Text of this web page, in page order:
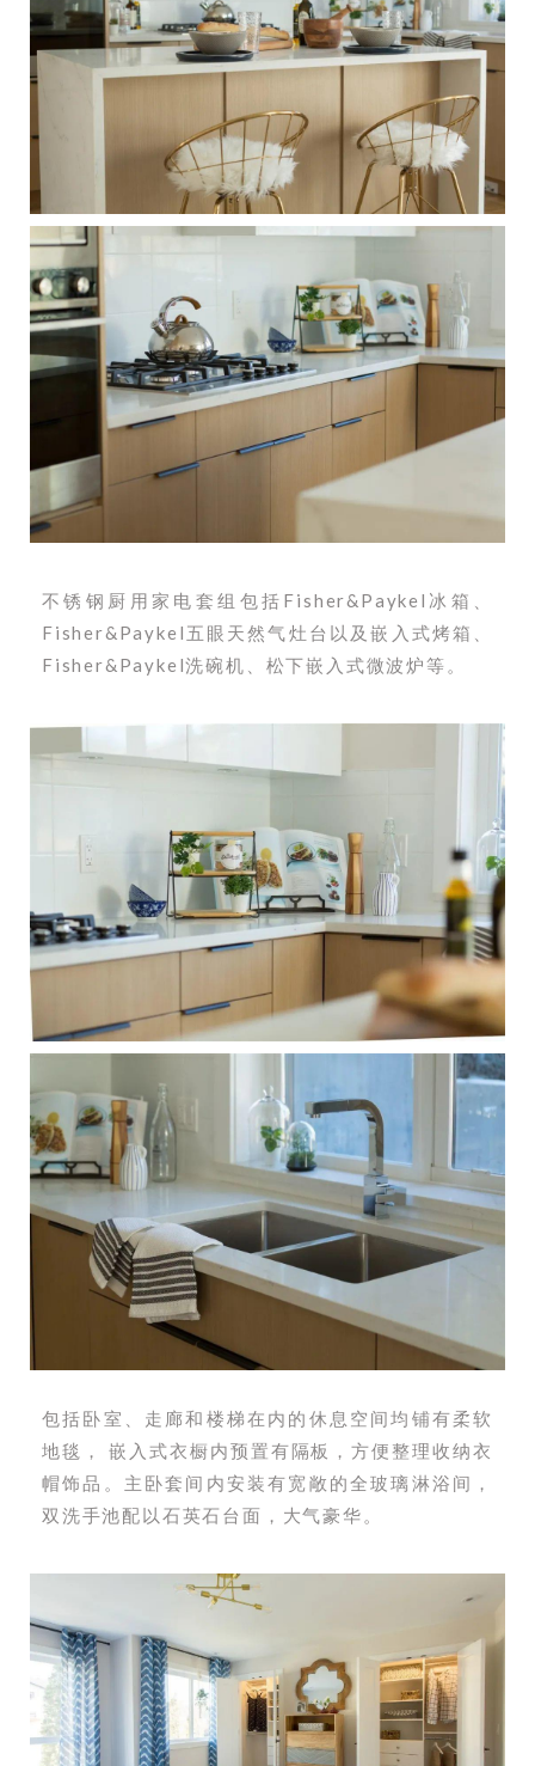
不锈钢厨用家电套组包括Fisher&Paykel冰箱、
Fisher&Paykel五眼天然气灶台以及嵌入式烤箱、
Fisher&Paykel洗碗机、松下嵌入式微波炉等。
包括卧室、走廊和楼梯在内的休息空间均铺有柔软
地毯， 嵌入式衣橱内预置有隔板，方便整理收纳衣
帽饰品。主卧套间内安装有宽敞的全玻璃淋浴间，
双洗手池配以石英石台面，大气豪华。